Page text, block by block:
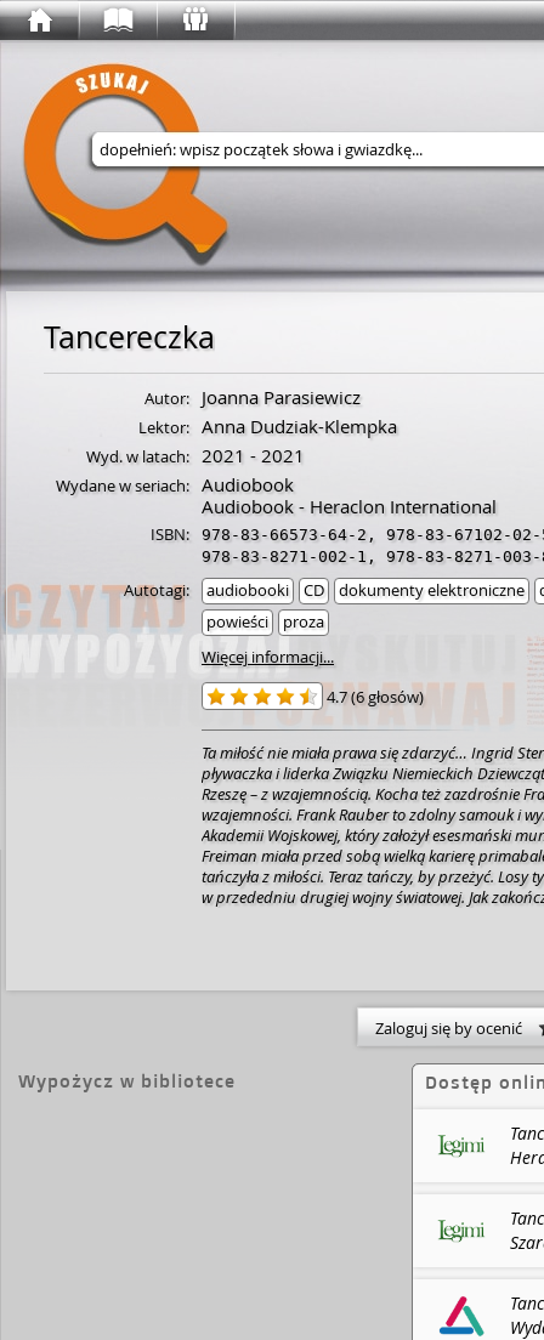
Wyszukaj w serwisie
Tancereczka
Autor: Joanna Parasiewicz
Lektor: Anna Dudziak-Klempka
Wyd. w latach: 2021 - 2021
Wydane w seriach: Audiobook
Audiobook - Heraclon International
ISBN: 978-83-66573-64-2 , 978-83-67102-02-
978-83-8271-002-1 , 978-83-8271-003-
Autotagi: audiobooki CD dokumenty elektroniczne
powieści
proza
Więcej informacji...
4.7(6 głosów)
Ta miłość nie miała prawa się zdarzyć… Ingrid
pływaczka i liderka Związku Niemieckich
Rzeszę – z wzajemnością. Kocha też zazdrośnie
wzajemności. Frank Rauber to zdolny samouk i
Akademii Wojskowej, który założył esesmański
Freiman miała przed sobą wielką karierę
tańczyła z miłości. Teraz tańczy, by przeżyć. Losy
w przededniu drugiej wojny światowej. Jak
Zaloguj się by ocenić
Wypożycz w bibliotece Dostęp